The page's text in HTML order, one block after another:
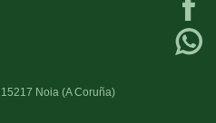
Noia (A Coruña)